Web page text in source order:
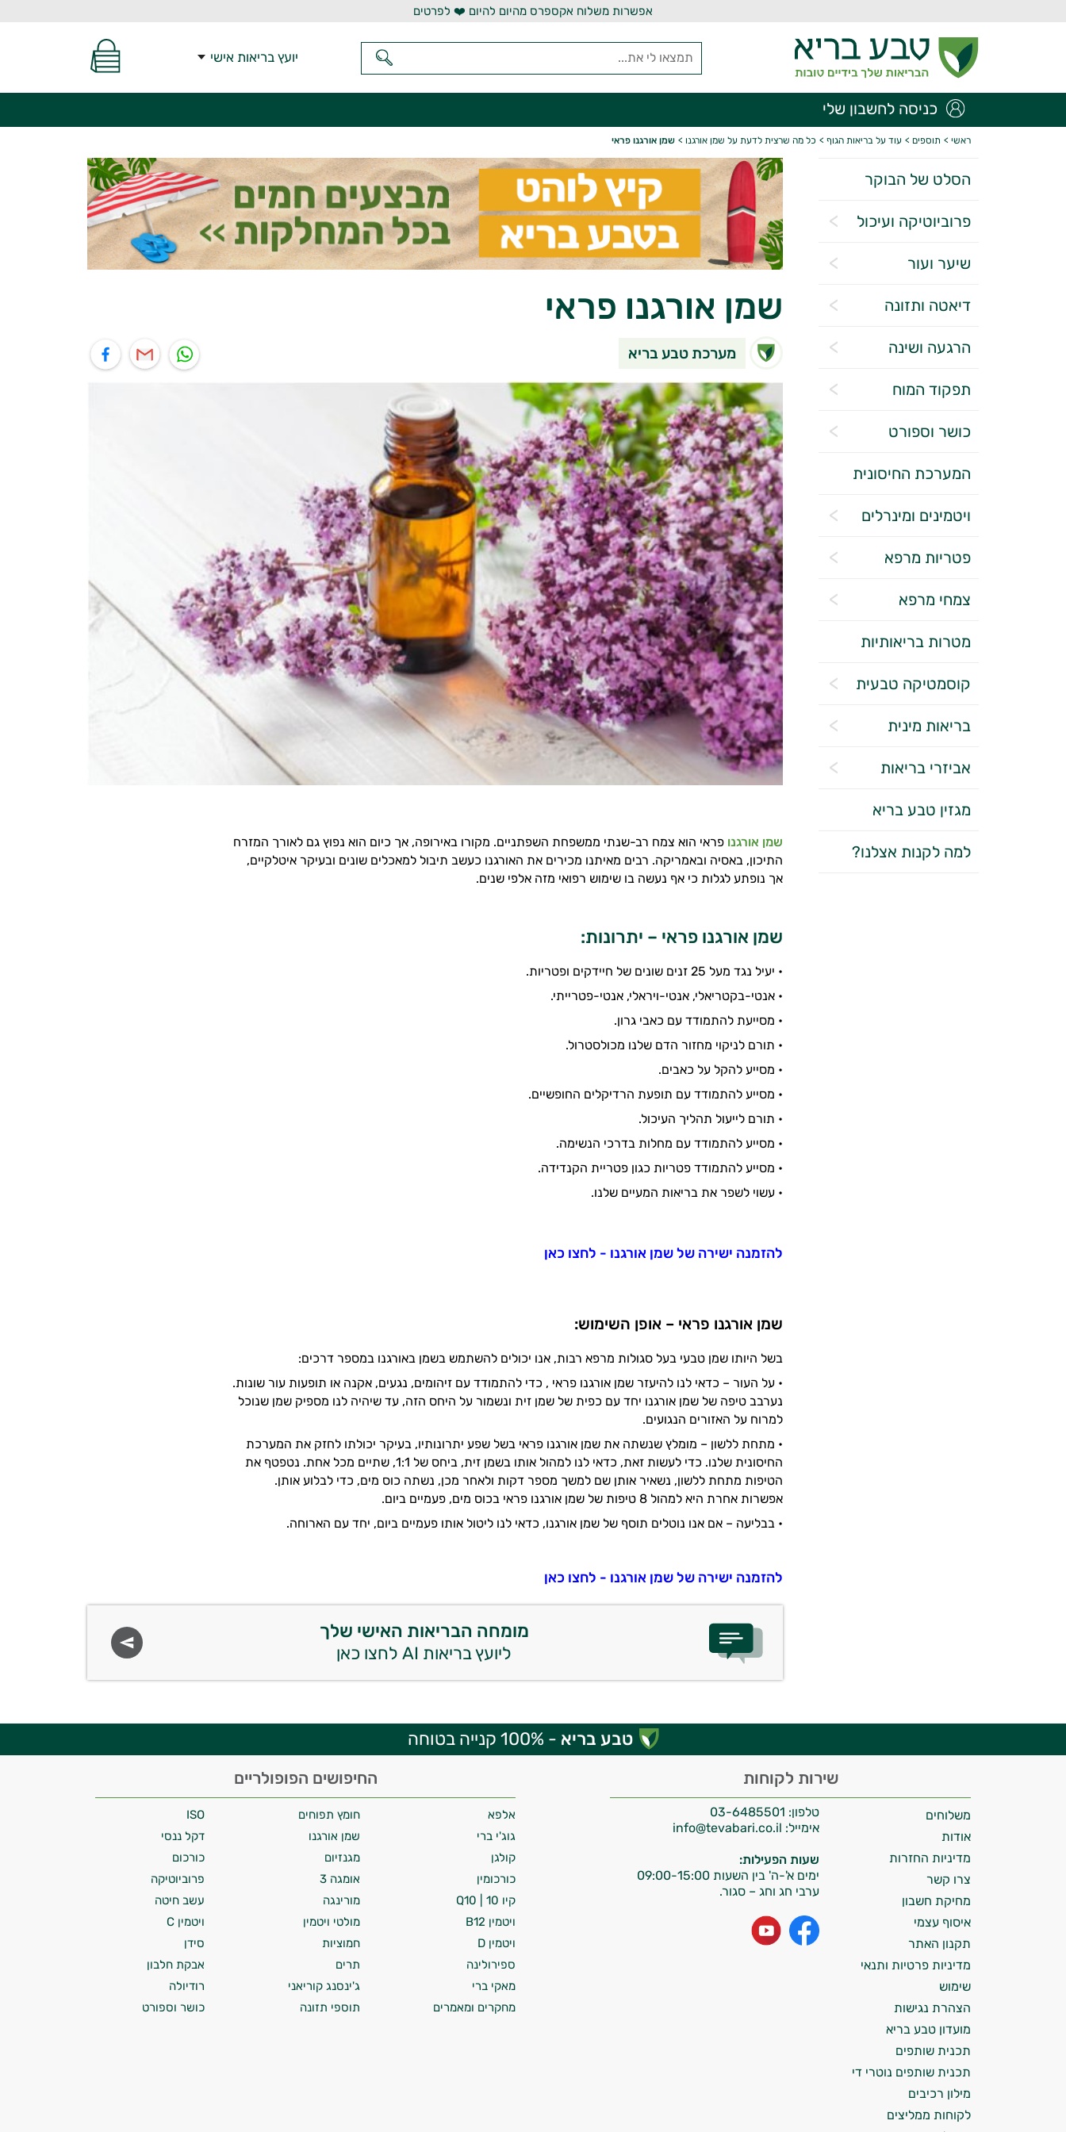
אפשרות משלוח אקספרס מהיום להיום ❤️ לפרטים
יועץ בריאות אישי
כניסה לחשבון שלי
ראשי > תוספים > עוד על בריאות הגוף > כל מה שרצית לדעת על שמן אורגנו > שמן אורגנו פראי
הסלט של הבוקר
פרוביוטיקה ועיכול
שיער ועור
דיאטה ותזונה
הרגעה ושינה
תפקוד המוח
כושר וספורט
המערכת החיסונית
ויטמינים ומינרלים
פטריות מרפא
צמחי מרפא
מטרות בריאותיות
קוסמטיקה טבעית
בריאות מינית
אביזרי בריאות
מגזין טבע בריא
למה לקנות אצלנו?
שמן אורגנו פראי
מערכת טבע בריא
שמן אורגנו פראי הוא צמח רב-שנתי ממשפחת השפתניים. מקורו באירופה, אך כיום הוא נפוץ גם לאורך המזרח
התיכון, באסיה ובאמריקה. רבים מאיתנו מכירים את האורגנו כעשב תיבול למאכלים שונים ובעיקר איטלקיים,
אך נופתע לגלות כי אף נעשה בו שימוש רפואי מזה אלפי שנים.
שמן אורגנו פראי – יתרונות:
• יעיל נגד מעל 25 זנים שונים של חיידקים ופטריות.
• אנטי-בקטריאלי, אנטי-ויראלי, אנטי-פטרייתי.
• מסייעת להתמודד עם כאבי גרון.
• תורם לניקוי מחזור הדם שלנו מכולסטרול.
• מסייע להקל על כאבים.
• מסייע להתמודד עם תופעת הרדיקלים החופשיים.
• תורם לייעול תהליך העיכול.
• מסייע להתמודד עם מחלות בדרכי הנשימה.
• מסייע להתמודד פטריות כגון פטריית הקנדידה.
• עשוי לשפר את בריאות המעיים שלנו.
להזמנה ישירה של שמן אורגנו - לחצו כאן
שמן אורגנו פראי – אופן השימוש:
בשל היותו שמן טבעי בעל סגולות מרפא רבות, אנו יכולים להשתמש בשמן באורגנו במספר דרכים:
• על העור – כדאי לנו להיעזר שמן אורגנו פראי , כדי להתמודד עם זיהומים, נגעים, אקנה או תופעות עור שונות.
נערבב טיפה של שמן אורגנו יחד עם כפית של שמן זית ונשמור על היחס הזה, עד שיהיה לנו מספיק שמן שנוכל
למרוח על האזורים הנגועים.
• מתחת ללשון – מומלץ שנשתה את שמן אורגנו פראי בשל שפע יתרונותיו, בעיקר יכולתו לחזק את המערכת
החיסונית שלנו. כדי לעשות זאת, כדאי לנו למהול אותו בשמן זית, ביחס של 1:1, שתיים מכל אחת. נטפטף את
הטיפות מתחת ללשון, נשאיר אותן שם למשך מספר דקות ולאחר מכן, נשתה כוס מים, כדי לבלוע אותן.
אפשרות אחרת היא למהול 8 טיפות של שמן אורגנו פראי בכוס מים, פעמיים ביום.
• בבליעה – אם אנו נוטלים תוסף של שמן אורגנו, כדאי לנו ליטול אותו פעמיים ביום, יחד עם הארוחה.
להזמנה ישירה של שמן אורגנו - לחצו כאן
מומחה הבריאות האישי שלך
ליועץ בריאות AI לחצו כאן
טבע בריא - 100% קנייה בטוחה
שירות לקוחות
טלפון: 03-6485501
אימייל:
שעות הפעילות:
ימים א'-ה' בין השעות 09:00-15:00
ערבי חג וחג – סגור.
משלוחים
אודות
מדיניות החזרות
צרו קשר
מחיקת חשבון
איסוף עצמי
תקנון האתר
מדיניות פרטיות ותנאי
שימוש
הצהרת נגישות
מועדון טבע בריא
תכנית שותפים
תכנית שותפים נוטרי די
מילון רכיבים
לקוחות ממליצים
החיפושים הפופולריים
אלפא חומץ תפוחים
ISO
גוג'י ברי
שמן אורגנו
דקל ננסי
קולגן
מגנזיום
כורכום
כורכומין
אומגה 3
פרוביוטיקה
קיו 10 | Q10
מורינגה
עשב חיטה
ויטמין B12
מולטי ויטמין
ויטמין C
ויטמין D
חמוציות
סידן
ספירולינה
תרים
אבקת חלבון
מאקי ברי
ג'ינסנג קוריאני
רודיולה
מחקרים ומאמרים
תוספי תזונה כושר וספורט
התשובות שלי מבוססות על מאגרי מידע קליניים
וספרות מקצועית בתחומי הרפואה הטבעית
ותזונת הספורט.
אני כאן כדי לעזור לך להתאים את תוספי
התזונה ומוצרי הבריאות המדויקים למטרות
ולמצב הגופני שלך, ולהסביר לך אילו רכיבים
עובדים יחד כדי למקסם תוצאות גם בחיי היום
המטרה שלי היא להתאים עבורך המלצות
אישיות מבוססות מדעית.